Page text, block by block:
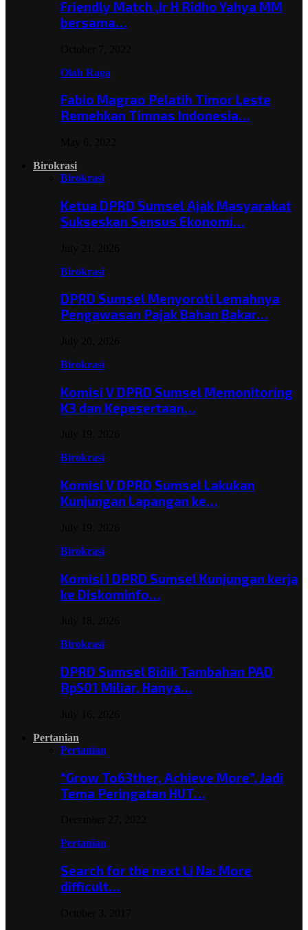
Friendly Match ,Ir H Ridho Yahya MM
bersama…
Olah Raga
Fabio Magrao Pelatih Timor Leste
Remehkan Timnas Indonesia…
Birokrasi
Birokrasi
Ketua DPRD Sumsel Ajak Masyarakat
Sukseskan Sensus Ekonomi…
Birokrasi
DPRD Sumsel Menyoroti Lemahnya
Pengawasan Pajak Bahan Bakar…
Birokrasi
Komisi V DPRD Sumsel Memonitoring
K3 dan Kepesertaan…
Birokrasi
Komisi V DPRD Sumsel Lakukan
Kunjungan Lapangan ke…
Birokrasi
Komisi I DPRD Sumsel Kunjungan kerja
ke Diskominfo…
Birokrasi
DPRD Sumsel Bidik Tambahan PAD
Rp501 Miliar, Hanya…
Pertanian
Pertanian
“Grow To63ther, Achieve More”, Jadi
Tema Peringatan HUT…
Pertanian
Search for the next Li Na: More
difficult…